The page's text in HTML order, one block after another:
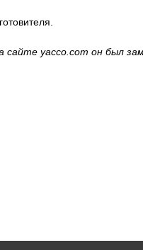
yacco.com он был